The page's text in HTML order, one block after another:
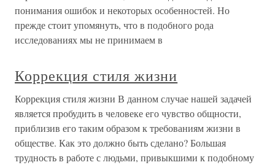
понимания ошибок и некоторых особенностей. Но
прежде стоит упомянуть, что в подобного рода
исследованиях мы не принимаем в
Коррекция стиля жизни
Коррекция стиля жизни В данном случае нашей задачей
является пробудить в человеке его чувство общности,
приблизив его таким образом к требованиям жизни в
обществе. Как это должно быть сделано? Большая
трудность в работе с людьми, привыкшими к подобному